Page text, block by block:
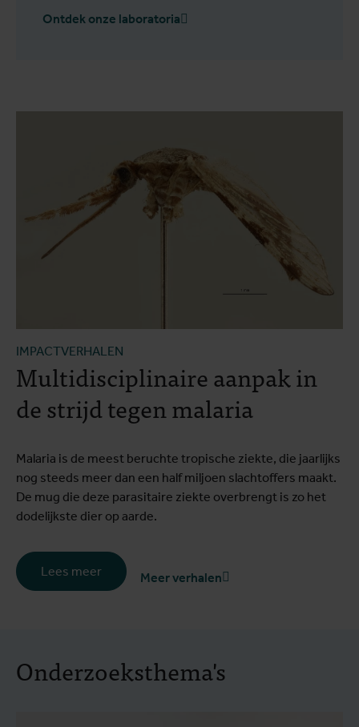
Ontdek onze laboratoria
IMPACTVERHALEN
Multidisciplinaire aanpak in
de strijd tegen malaria
Malaria is de meest beruchte tropische ziekte, die jaarlijks
nog steeds meer dan een half miljoen slachtoffers maakt.
De mug die deze parasitaire ziekte overbrengt is zo het
dodelijkste dier op aarde.
Lees meer Meer verhalen
Onderzoeksthema's